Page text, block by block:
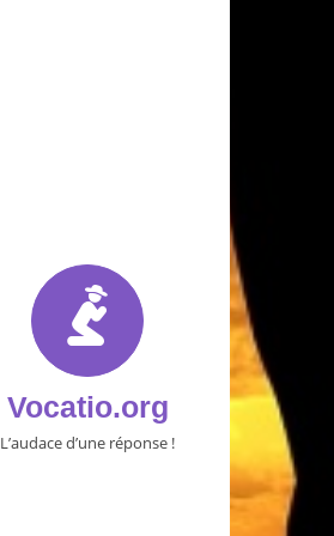
Vocatio.org
L’audace d’une réponse !